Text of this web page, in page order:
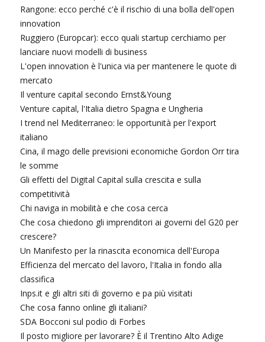
Rangone: ecco perché c'è il rischio di una bolla dell'open
innovation
Ruggiero (Europcar): ecco quali startup cerchiamo per
lanciare nuovi modelli di business
L'open innovation è l'unica via per mantenere le quote di
mercato
Il venture capital secondo Ernst&Young
Venture capital, l'Italia dietro Spagna e Ungheria
I trend nel Mediterraneo: le opportunità per l'export
italiano
Cina, il mago delle previsioni economiche Gordon Orr tira
le somme
Gli effetti del Digital Capital sulla crescita e sulla
competitività
Chi naviga in mobilità e che cosa cerca
Che cosa chiedono gli imprenditori ai governi del G20 per
crescere?
Un Manifesto per la rinascita economica dell'Europa
Efficienza del mercato del lavoro, l'Italia in fondo alla
classifica
Inps.it e gli altri siti di governo e pa più visitati
Che cosa fanno online gli italiani?
SDA Bocconi sul podio di Forbes
Il posto migliore per lavorare? È il Trentino Alto Adige